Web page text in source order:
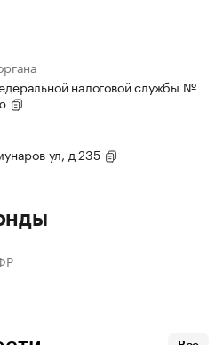
налоговой службы №
ул, д 235